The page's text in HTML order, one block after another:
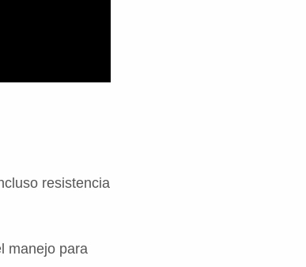
resistencia
para